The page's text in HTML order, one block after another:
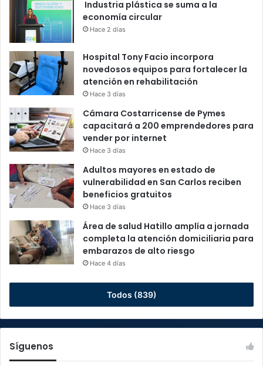
Industria plástica se suma a la
economía circular
Hace 2 días
Hospital Tony Facio incorpora
novedosos equipos para fortalecer la
atención en rehabilitación
Hace 3 días
Cámara Costarricense de Pymes
capacitará a 200 emprendedores para
vender por internet
Hace 3 días
Adultos mayores en estado de
vulnerabilidad en San Carlos reciben
beneficios gratuitos
Hace 3 días
Área de salud Hatillo amplía a jornada
completa la atención domiciliaria para
embarazos de alto riesgo
Hace 4 días
Todos (839)
Síguenos